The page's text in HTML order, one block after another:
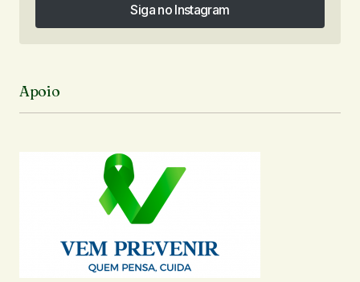
Siga no Instagram
Siga no Instagram
Apoio